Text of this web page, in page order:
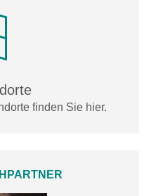
finden Sie hier.